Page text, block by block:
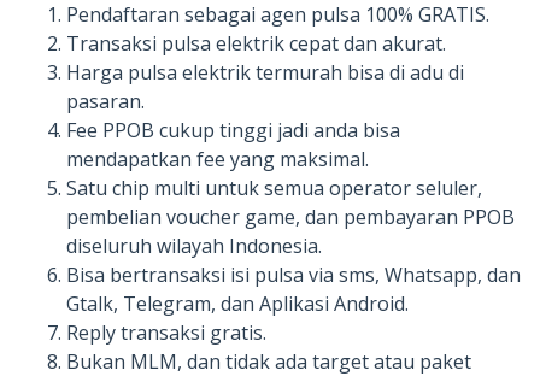
Pendaftaran sebagai agen pulsa 100% GRATIS.
Transaksi pulsa elektrik cepat dan akurat.
Harga pulsa elektrik termurah bisa di adu di
pasaran.
Fee PPOB cukup tinggi jadi anda bisa
mendapatkan fee yang maksimal.
Satu chip multi untuk semua operator seluler,
pembelian voucher game, dan pembayaran PPOB
diseluruh wilayah Indonesia.
Bisa bertransaksi isi pulsa via sms, Whatsapp, dan
Gtalk, Telegram, dan Aplikasi Android.
Reply transaksi gratis.
Bukan MLM, dan tidak ada target atau paket